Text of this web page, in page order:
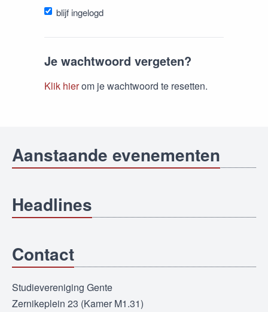
blijf ingelogd
Je wachtwoord vergeten?
Klik hierom je wachtwoord te resetten.
Aanstaande evenementen
Headlines
Contact
Studievereniging Gente
Zernikeplein 23 (Kamer M1.31)